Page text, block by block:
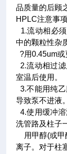
品质量的后顾
HPLC注意事项
1.流动相必
中的颗粒性杂
?用0.45um或
2.流动相过
室温后使用。
3.不能用纯
导致泵不进液。
4.使用缓冲
洗管路及柱子
用甲醇(或甲
离子。对于柱